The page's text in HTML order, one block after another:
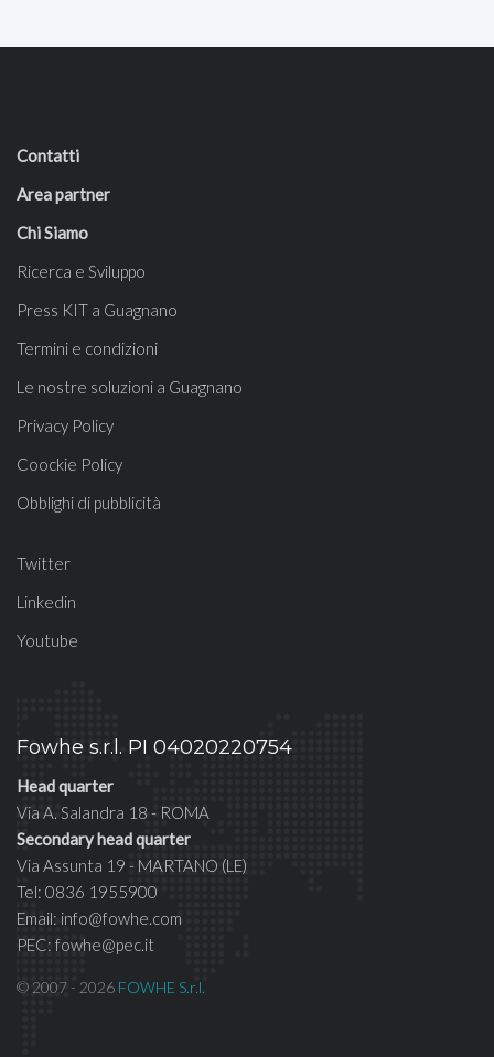
Contatti
Area partner
Chi Siamo
Ricerca e Sviluppo
Press KIT a Guagnano
Termini e condizioni
Le nostre soluzioni a Guagnano
Privacy Policy
Coockie Policy
Obblighi di pubblicità
Twitter
Linkedin
Youtube
Fowhe s.r.l. PI 04020220754
Head quarter
Via A. Salandra 18 - ROMA
Secondary head quarter
Via Assunta 19 - MARTANO (LE)
Tel: 0836 1955900
Email: info@fowhe.com
PEC: fowhe@pec.it
© 2007 - 2026 FOWHE S.r.l.